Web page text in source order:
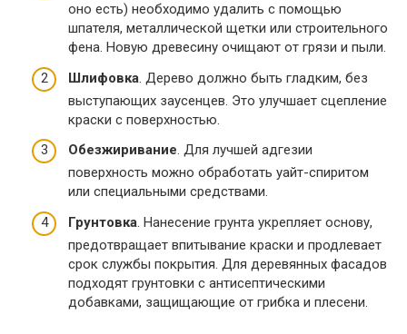
оно есть) необходимо удалить с помощью
шпателя, металлической щетки или строительного
фена. Новую древесину очищают от грязи и пыли.
Шлифовка . Дерево должно быть гладким, без
выступающих заусенцев. Это улучшает сцепление
краски с поверхностью.
Обезжиривание. Для лучшей адгезии
поверхность можно обработать уайт-спиритом
или специальными средствами.
Грунтовка . Нанесение грунта укрепляет основу,
предотвращает впитывание краски и продлевает
срок службы покрытия. Для деревянных фасадов
подходят грунтовки с антисептическими
добавками, защищающие от грибка и плесени.